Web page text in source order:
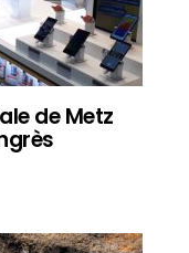
de Metz